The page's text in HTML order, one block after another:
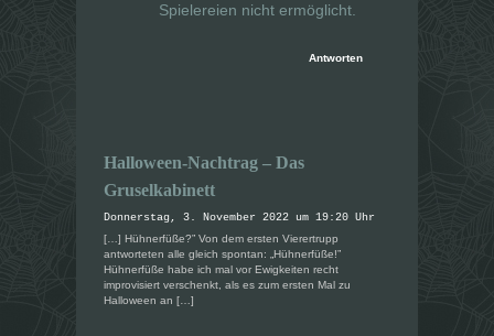
Spielereien nicht ermöglicht.
Antworten
Halloween-Nachtrag – Das
Gruselkabinett
Donnerstag, 3. November 2022 um 19:20 Uhr
[…] Hühnerfüße?” Von dem ersten Vierertrupp
antworteten alle gleich spontan: „Hühnerfüße!”
Hühnerfüße habe ich mal vor Ewigkeiten recht
improvisiert verschenkt, als es zum ersten Mal zu
Halloween an […]